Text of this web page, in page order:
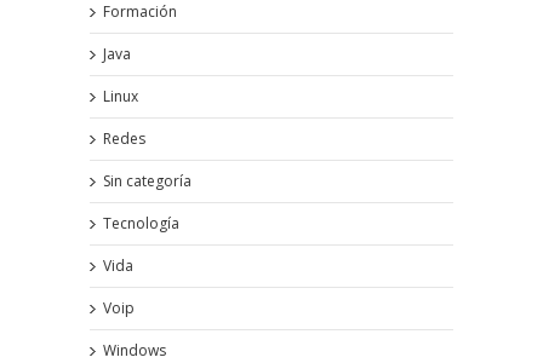
Formación
Java
Linux
Redes
Sin categoría
Tecnología
Vida
Voip
Windows